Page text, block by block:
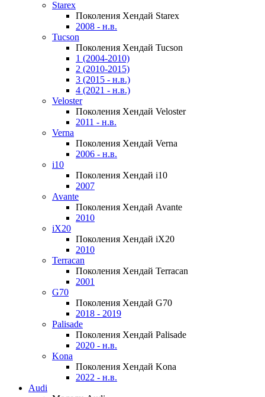
Starex
Поколения Хендай Starex
2008 - н.в.
Tucson
Поколения Хендай Tucson
1 (2004-2010)
2 (2010-2015)
3 (2015 - н.в.)
4 (2021 - н.в.)
Veloster
Поколения Хендай Veloster
2011 - н.в.
Verna
Поколения Хендай Verna
2006 - н.в.
i10
Поколения Хендай i10
2007
Avante
Поколения Хендай Avante
2010
iX20
Поколения Хендай iX20
2010
Terracan
Поколения Хендай Terracan
2001
G70
Поколения Хендай G70
2018 - 2019
Palisade
Поколения Хендай Palisade
2020 - н.в.
Kona
Поколения Хендай Kona
2022 - н.в.
Audi